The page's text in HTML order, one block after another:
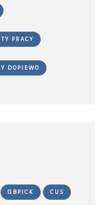
PRACY
DOPIEWO
GBPICK CUS